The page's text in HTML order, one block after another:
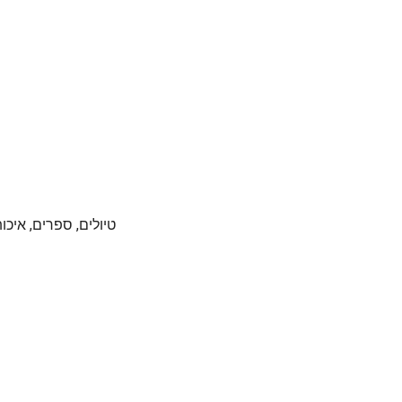
טיולים, ספרים,